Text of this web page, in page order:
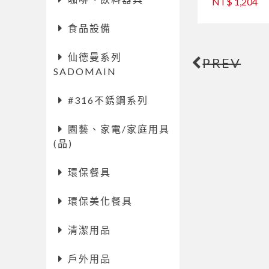
食品設備
仙德曼系列
SADOMAIN
#316不銹鋼系列
園藝、家電/家庭用具
(品)
環保餐具
環保美化餐具
清潔用品
戶外用品
PREV